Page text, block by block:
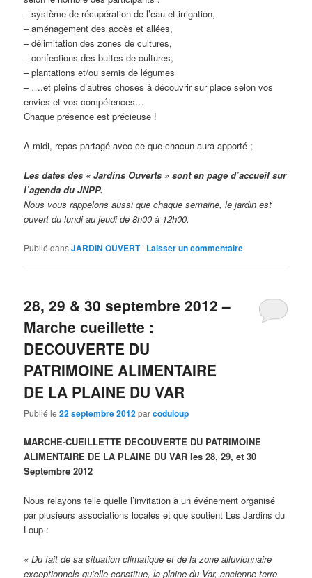
– système de récupération de l’eau et irrigation,
– aménagement des accès et allées,
– délimitation des zones de cultures,
– confections des buttes de cultures,
– plantations et/ou semis de légumes
– ….et pleins d’autres choses à découvrir sur place selon vos
envies et vos compétences…
Chaque présence est précieuse !
A midi, repas partagé avec ce que chacun aura apporté ;
Les dates des « Jardins Ouverts » sont en page d’accueil sur
l’agenda du JNPP.
Nous vous rappelons aussi que chaque semaine, le jardin est
ouvert du lundi au jeudi de 8h00 à 12h00.
Publié dansJARDIN OUVERT | Laisser un commentaire
28, 29 & 30 septembre 2012 –
Marche cueillette :
DECOUVERTE DU
PATRIMOINE ALIMENTAIRE
DE LA PLAINE DU VAR
Publié le22 septembre 2012parcoduloup
MARCHE-CUEILLETTE DECOUVERTE DU PATRIMOINE
ALIMENTAIRE DE LA PLAINE DU VAR les 28, 29, et 30
Septembre 2012
Nous relayons telle quelle l’invitation à un événement organisé
par plusieurs associations locales et que soutient Les Jardins du
Loup :
« Du fait de sa situation climatique et de la zone alluvionnaire
exceptionnels qu’elle constitue, la plaine du Var, ancienne terre